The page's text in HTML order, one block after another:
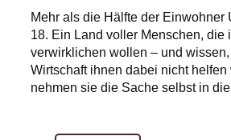
Mehr als die Hälfte der Einwohner
18. Ein Land voller Menschen, die
verwirklichen wollen – und
Wirtschaft ihnen dabei nicht helfen
nehmen sie die Sache selbst in